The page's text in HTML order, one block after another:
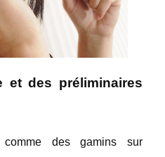
et des préliminaires
des gamins sur